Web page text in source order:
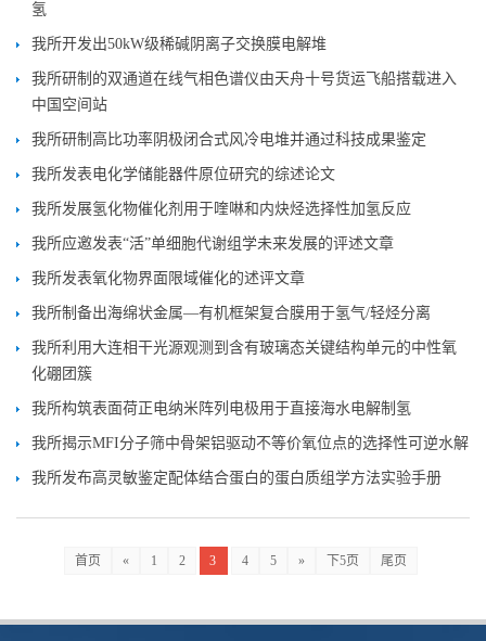
氢
我所开发出50kW级稀碱阴离子交换膜电解堆
我所研制的双通道在线气相色谱仪由天舟十号货运飞船搭载进入
中国空间站
我所研制高比功率阴极闭合式风冷电堆并通过科技成果鉴定
我所发表电化学储能器件原位研究的综述论文
我所发展氢化物催化剂用于喹啉和内炔烃选择性加氢反应
我所应邀发表“活”单细胞代谢组学未来发展的评述文章
我所发表氧化物界面限域催化的述评文章
我所制备出海绵状金属—有机框架复合膜用于氢气/轻烃分离
我所利用大连相干光源观测到含有玻璃态关键结构单元的中性氧
化硼团簇
我所构筑表面荷正电纳米阵列电极用于直接海水电解制氢
我所揭示MFI分子筛中骨架铝驱动不等价氧位点的选择性可逆水解
我所发布高灵敏鉴定配体结合蛋白的蛋白质组学方法实验手册
首页 « 1 2 3 4 5 » 下5页 尾页